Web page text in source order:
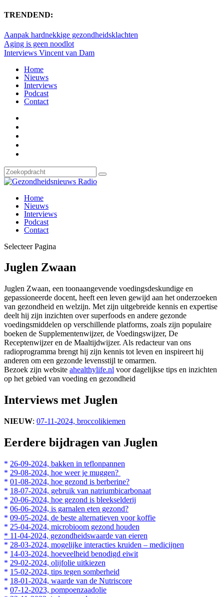
TRENDEND:
Aanpak hardnekkige gezondheidsklachten
Aging is geen noodlot
Interviews Vincent van Dam
Home
Nieuws
Interviews
Podcast
Contact
Home
Nieuws
Interviews
Podcast
Contact
Selecteer Pagina
Juglen Zwaan
Juglen Zwaan, een toonaangevende voedingsdeskundige en
gepassioneerde docent, heeft een leven gewijd aan het onderzoeken
van gezondheid en welzijn. Met zijn uitgebreide kennis en expertise
deelt hij zijn inzichten over superfoods en andere gezonde
voedingsmiddelen op verschillende platforms, zoals zijn populaire
boeken de Supplementenwijzer, de Voedingswijzer, De
Receptenwijzer en de Maaltijdwijzer. Als redacteur van ons
radioprogramma brengt hij zijn kennis tot leven en inspireert hij
anderen om een gezonde levensstijl te omarmen.
Bezoek zijn website ahealthylife.nl voor dagelijkse tips en inzichten
op het gebied van voeding en gezondheid
Interviews met Juglen
NIEUW: 07-11-2024, broccolikiemen
Eerdere bijdragen van Juglen
* 26-09-2024, bakken in teflonpannen
* 29-08-2024, hoe weer je muggen?
* 01-08-2024, hoe gezond is berberine?
* 18-07-2024, gebruik van natriumbicarbonaat
* 20-06-2024, hoe gezond is bleekselderij
* 06-06-2024, is garnalen eten gezond?
* 09-05-2024, de beste alternatieven voor koffie
* 25-04-2024, microbioom gezond houden
* 11-04-2024, gezondheidswaarde van eieren
* 28-03-2024, mogelijke interacties kruiden – medicijnen
* 14-03-2024, hoeveelheid benodigd eiwit
* 29-02-2024, olijfolie uitkiezen
* 15-02-2024, tips tegen somberheid
* 18-01-2024, waarde van de Nutriscore
* 07-12-2023, pompoenzaadolie